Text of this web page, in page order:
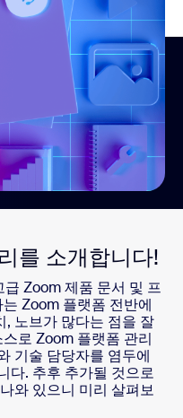
를 소개합니다!
Zoom 제품 문서 및 프
Zoom 플랫폼 전반에
, 노브가 많다는 점을 잘
로 Zoom 플랫폼 관리
기술 담당자를 염두에
다. 추후 추가될 것으로
와 있으니 미리 살펴보